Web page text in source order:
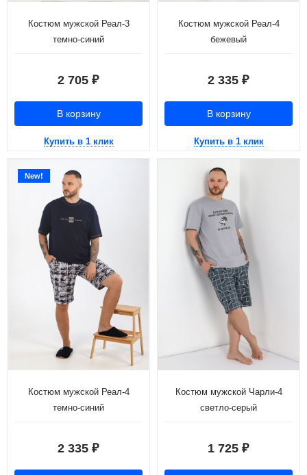
Костюм мужской Реал-3
темно-синий
2 705 ₽
В корзину
Купить в 1 клик
Костюм мужской Реал-4
бежевый
2 335 ₽
В корзину
Купить в 1 клик
New!
Костюм мужской Реал-4
темно-синий
2 335 ₽
Костюм мужской Чарли-4
светло-серый
1 725 ₽